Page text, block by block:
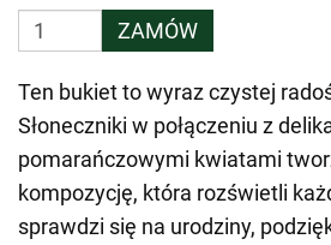
ZAMÓW
Ten bukiet to wyraz czystej
Słoneczniki w połączeniu z
pomarańczowymi kwiatami
kompozycję, która rozświetli
sprawdzi się na urodziny,